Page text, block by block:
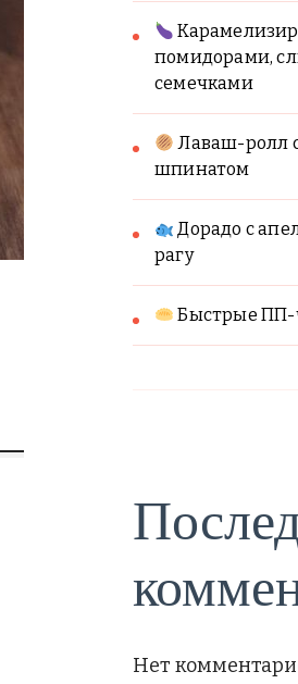
помидорами,
семечками
Лаваш-ролл
шпинатом
Дорадо с
рагу
Быстрые ПП-
Нет